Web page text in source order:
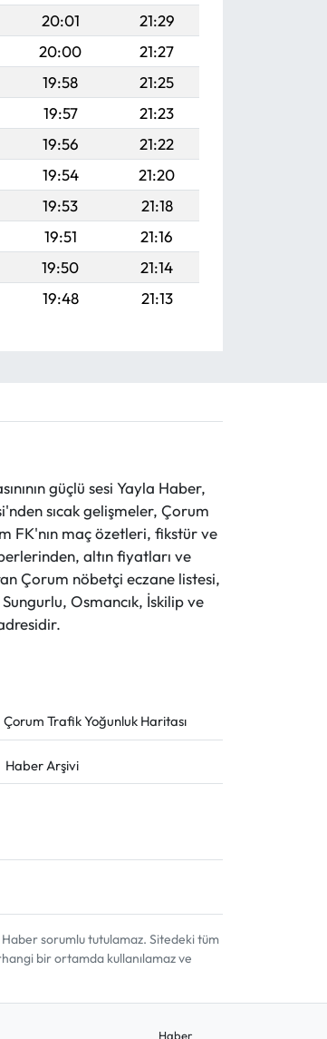
20:01
21:29
20:00
21:27
19:58
21:25
19:57
21:23
19:56
21:22
19:54
21:20
19:53
21:18
19:51
21:16
19:50
21:14
19:48 21:13
güçlü sesi Yayla Haber,
sıcak gelişmeler, Çorum
FK'nın maç özetleri, fikstür ve
altın fiyatları ve
Çorum nöbetçi eczane listesi,
Osmancık, İskilip ve
Çorum Trafik Yoğunluk Haritası
Haber Arşivi
sorumlu tutulamaz. Sitedeki tüm
bir ortamda kullanılamaz ve
Haber